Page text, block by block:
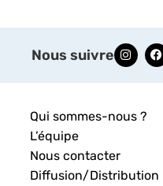
Nous suivre
Qui sommes-nous ?
L’équipe
Nous contacter
Diffusion/Distribution